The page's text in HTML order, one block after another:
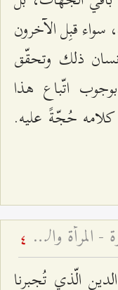
قبِل الآخرون
ذلك وتحقّق
اتّباع هذا
حُجّةً عليه.
الدين الحقّ هو الدين المطابق للفطرة - المرأة والأسرة – قم – الجلسة السابعة 4
الّذي تُجبرنا